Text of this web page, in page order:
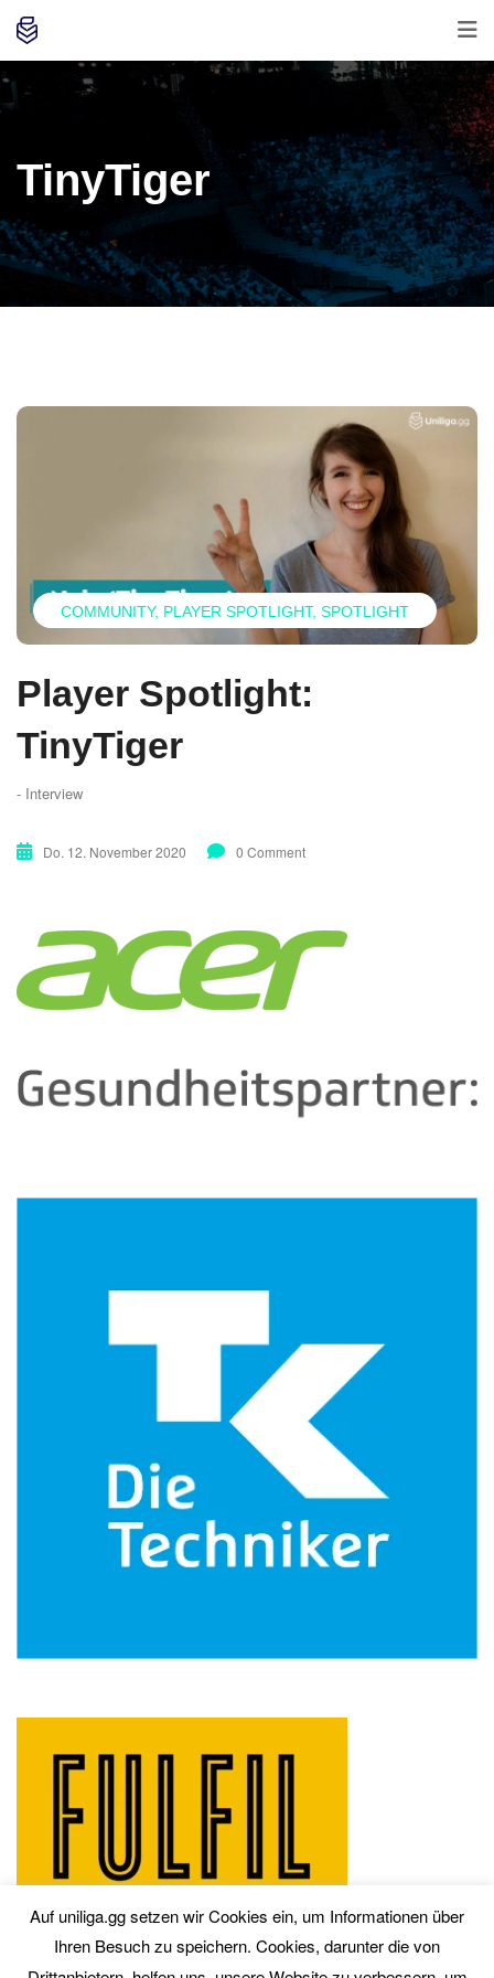
TinyTiger
COMMUNITY PLAYER SPOTLIGHT SPOTLIGHT
Player Spotlight:
TinyTiger
- Interview
Do. 12. November 2020 0 Comment
Auf uniliga.gg setzen wir Cookies ein, um Informationen über
Ihren Besuch zu speichern. Cookies, darunter die von